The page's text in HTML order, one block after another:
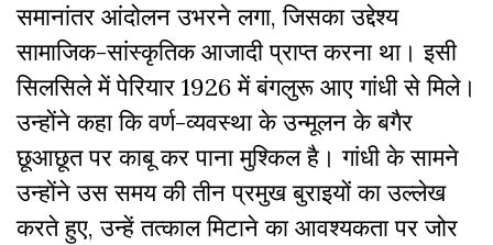
समानांतर आंदोलन उभरने लगा, जिसका उद्देश्य
सामाजिक-सांस्कृतिक आजादी प्राप्त करना था। इसी
सिलसिले में पेरियार 1926 में बंगलुरू आए गांधी से मिले।
उन्होंने कहा कि वर्ण-व्यवस्था के उन्मूलन के बगैर
छूआछूत पर काबू कर पाना मुश्किल है। गांधी के सामने
उन्होंने उस समय की तीन प्रमुख बुराइयों का उल्लेख
करते हुए, उन्हें तत्काल मिटाने का आवश्यकता पर जोर